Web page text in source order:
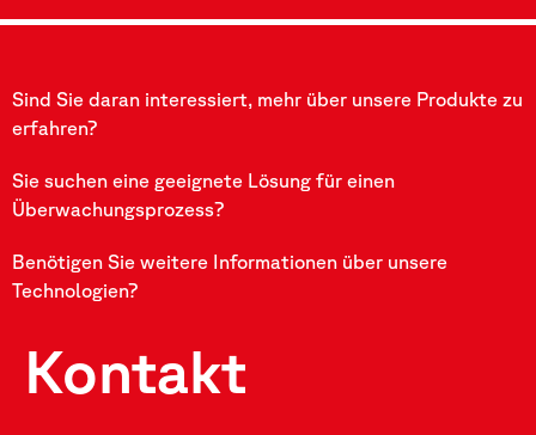
Sind Sie daran interessiert, mehr über unsere Produkte zu
erfahren?
Sie suchen eine geeignete Lösung für einen
Überwachungsprozess?
Benötigen Sie weitere Informationen über unsere
Technologien?
Kontakt